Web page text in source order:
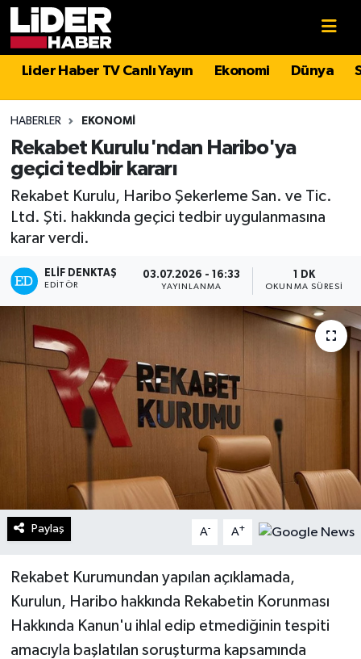
Lider Haber TV Canlı Yayın Ekonomi Dünya
HABERLER EKONOMI
Rekabet Kurulu'ndan Haribo'ya
geçici tedbir kararı
Rekabet Kurulu, Haribo Şekerleme San. ve Tic.
Ltd. Şti. hakkında geçici tedbir uygulanmasına
karar verdi.
ELIF DENKTAŞ
EDITÖR
03.07.2026 - 16:33
YAYINLANMA
1 DK
OKUNMA SÜRESI
Paylaş A- A+
Rekabet Kurumundan yapılan açıklamada,
Kurulun, Haribo hakkında Rekabetin Korunması
Hakkında Kanun'u ihlal edip etmediğinin tespiti
amacıyla başlatılan soruşturma kapsamında
Politika
Asayiş
Magazin
Spor
Sağlık
Teknoloji
Turizm
Kültür - Sanat
Lider Haber TV Canlı Yayın izle
Hava Durumu
İstanbul Namaz Vakitleri
Süper Lig Puan Durumu ve Fikstür
Tüm Manşetler
Son Dakika Haberleri
Haber Arşivi